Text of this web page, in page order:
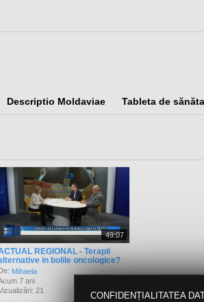
CONFIDENȚIALITATEA
Descriptio Moldaviae Tableta de
Sortaţi după:
49:07
REGIONAL - Terapii
in bolile oncologice?
De: Mihaela
7 ani
21